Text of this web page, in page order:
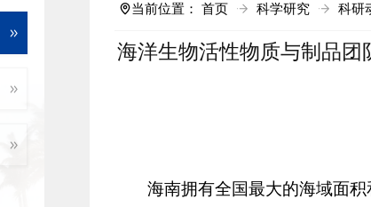
当前位置：首页 科学研究 科研
海洋生物活性物质与制品
海南拥有全国最大的海域面